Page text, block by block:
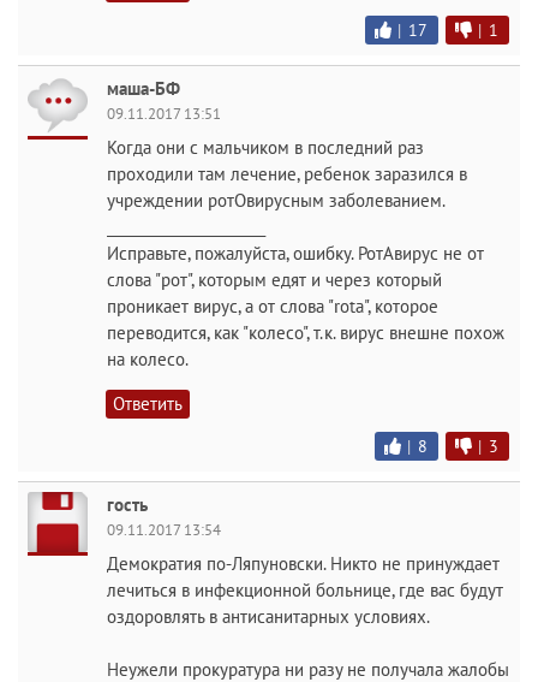
| 17 | 1
маша-БФ
09.11.2017 13:51
Когда они с мальчиком в последний раз
проходили там лечение, ребенок заразился в
учреждении ротОвирусным заболеванием.
Исправьте, пожалуйста, ошибку. РотАвирус не от
слова "рот", которым едят и через который
проникает вирус, а от слова "rota", которое
переводится, как "колесо", т.к. вирус внешне похож
на колесо.
Ответить
| 8 | 3
гость
09.11.2017 13:54
Демократия по-Ляпуновски. Никто не принуждает
лечиться в инфекционной больнице, где вас будут
оздоровлять в антисанитарных условиях.
Неужели прокуратура ни разу не получала жалобы